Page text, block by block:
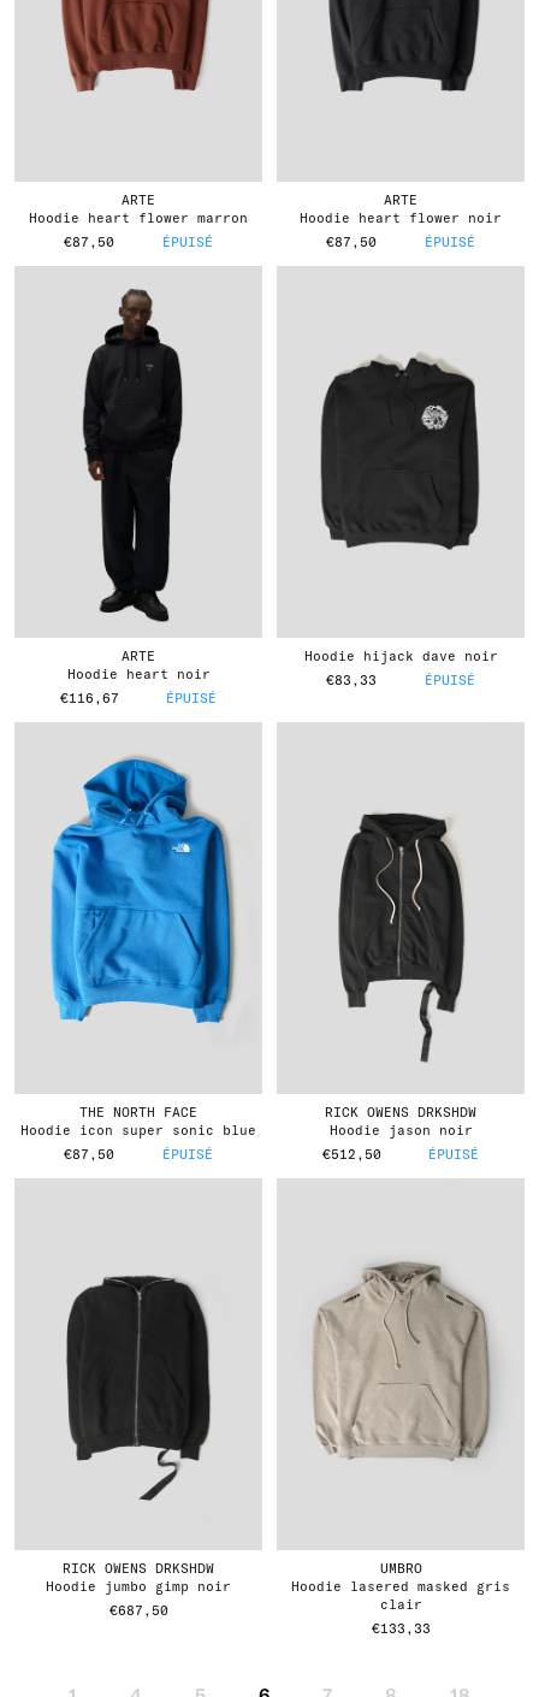
ARTE
hoodie heart flower marron
€87,50
ÉPUISÉ
ARTE
hoodie heart flower noir
€87,50
ÉPUISÉ
ARTE
hoodie heart noir
€116,67
ÉPUISÉ
hoodie hijack dave noir
€83,33
ÉPUISÉ
THE NORTH FACE
hoodie icon super sonic blue
€87,50
ÉPUISÉ
RICK OWENS DRKSHDW
hoodie jason noir
€512,50
ÉPUISÉ
RICK OWENS DRKSHDW
hoodie jumbo gimp noir
€687,50
UMBRO
hoodie lasered masked gris
clair
€133,33